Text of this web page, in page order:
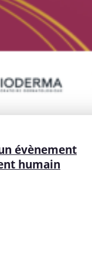
évènement
humain